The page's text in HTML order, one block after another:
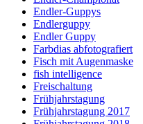
Endler-Guppys
Endlerguppy
Endler Guppy
Farbdias abfotografiert
Fisch mit Augenmaske
fish intelligence
Freischaltung
Frühjahrstagung
Frühjahrstagung 2017